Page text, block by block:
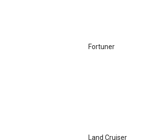
Fortuner
Land Cruiser